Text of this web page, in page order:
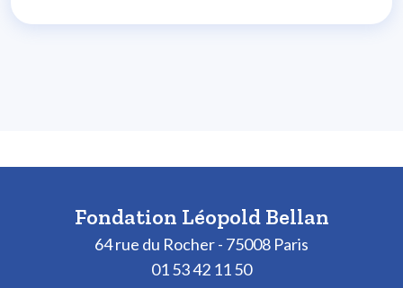
Fondation Léopold Bellan
64 rue du Rocher - 75008 Paris
01 53 42 11 50